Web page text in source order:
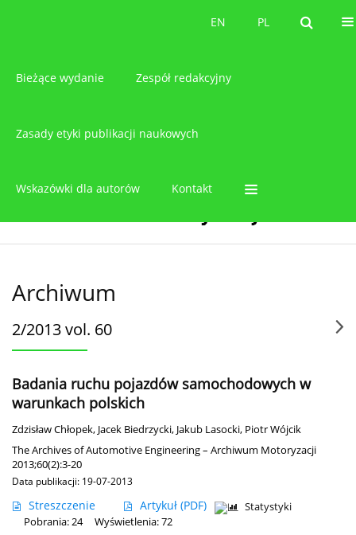
PL
EN PL
EN
Bieżące wydanie Zespół redakcyjny
Zasady etyki publikacji naukowych
Wskazówki dla autorów Kontakt
Archiwum
2/2013 vol. 60
Badania ruchu pojazdów samochodowych w
warunkach polskich
Zdzisław Chłopek, Jacek Biedrzycki, Jakub Lasocki, Piotr Wójcik
The Archives of Automotive Engineering – Archiwum Motoryzacji
2013;60(2):3-20
Data publikacji: 19-07-2013
Streszczenie Artykuł (PDF)
Statystyki
Pobrania: 24
Wyświetlenia: 72